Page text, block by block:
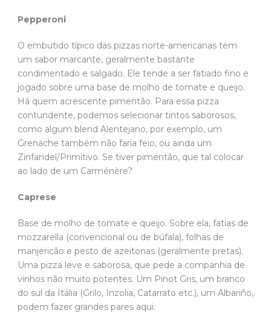
Pepperoni
O embutido típico das pizzas norte-americanas tem
um sabor marcante, geralmente bastante
condimentado e salgado. Ele tende a ser fatiado fino e
jogado sobre uma base de molho de tomate e queijo.
Há quem acrescente pimentão. Para essa pizza
contundente, podemos selecionar tintos saborosos,
como algum blend Alentejano, por exemplo, um
Grenache também não faria feio, ou ainda um
Zinfandel/Primitivo. Se tiver pimentão, que tal colocar
ao lado de um Carménère?
Caprese
Base de molho de tomate e queijo. Sobre ela, fatias de
mozzarella (convencional ou de búfala), folhas de
manjericão e pesto de azeitonas (geralmente pretas).
Uma pizza leve e saborosa, que pede a companhia de
vinhos não muito potentes. Um Pinot Gris, um branco
do sul da Itália (Grilo, Inzolia, Catarrato etc.), um Albariño,
podem fazer grandes pares aqui.